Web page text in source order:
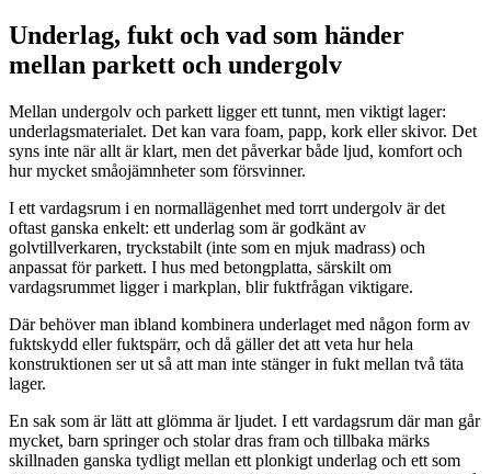
Underlag, fukt och vad som händer
mellan parkett och undergolv
Mellan undergolv och parkett ligger ett tunnt, men viktigt lager:
underlagsmaterialet. Det kan vara foam, papp, kork eller skivor. Det
syns inte när allt är klart, men det påverkar både ljud, komfort och
hur mycket småojämnheter som försvinner.
I ett vardagsrum i en normallägenhet med torrt undergolv är det
oftast ganska enkelt: ett underlag som är godkänt av
golvtillverkaren, tryckstabilt (inte som en mjuk madrass) och
anpassat för parkett. I hus med betongplatta, särskilt om
vardagsrummet ligger i markplan, blir fuktfrågan viktigare.
Där behöver man ibland kombinera underlaget med någon form av
fuktskydd eller fuktspärr, och då gäller det att veta hur hela
konstruktionen ser ut så att man inte stänger in fukt mellan två täta
lager.
En sak som är lätt att glömma är ljudet. I ett vardagsrum där man går
mycket, barn springer och stolar dras fram och tillbaka märks
skillnaden ganska tydligt mellan ett plonkigt underlag och ett som